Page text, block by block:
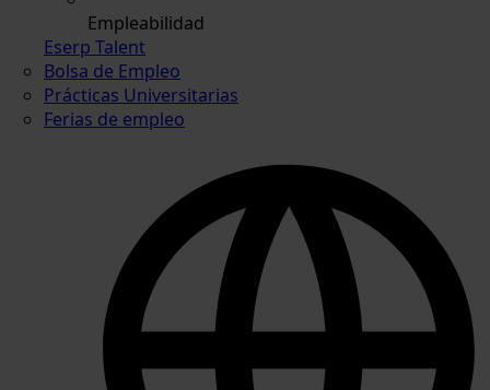
Empleabilidad
Eserp Talent
Bolsa de Empleo
Prácticas Universitarias
Ferias de empleo